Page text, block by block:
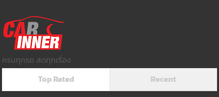
ครบทุกรถ สดทุกเรื่อง
Top Rated
Recent